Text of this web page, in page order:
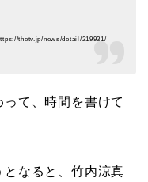
thetv.jp/news/detail/219931/
て、時間を書けて
なると、竹内涼真